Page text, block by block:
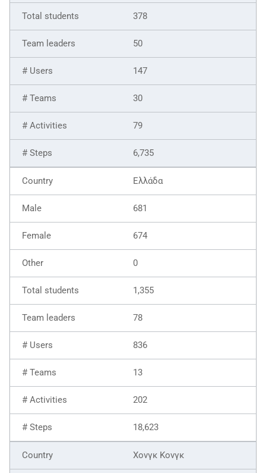
378
50
147
30
79
6,735
Ελλάδα
681
674
0
1,355
78
836
13
202
18,623
Χονγκ Κονγκ